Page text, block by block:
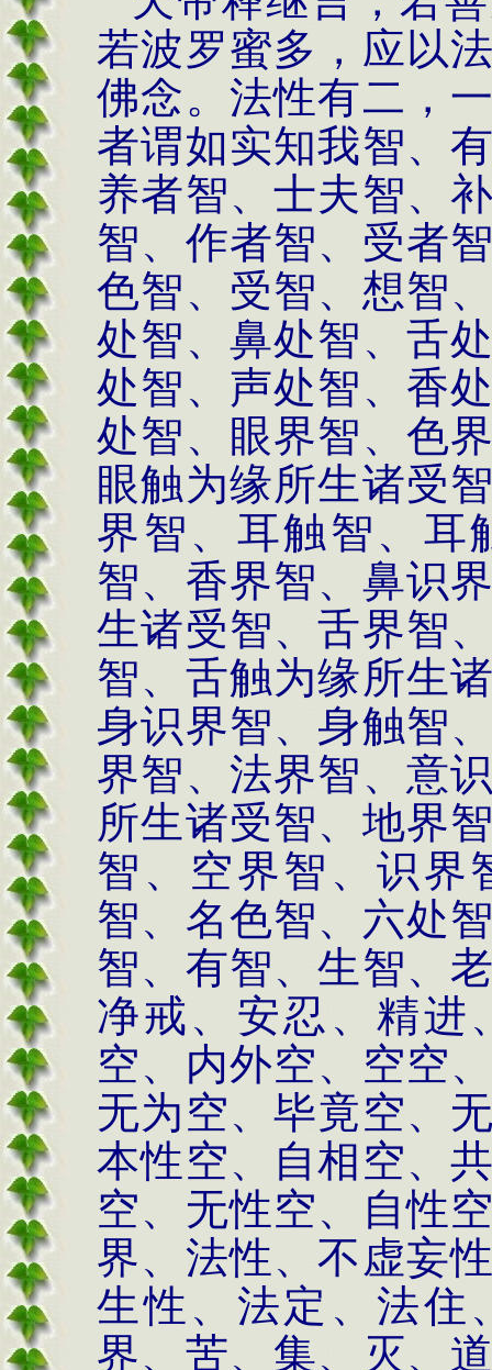
若波罗蜜多，应以
佛念。法性有二，
者谓如实知我智、
养者智、士夫智、
智、作者智、受者
色智、受智、想智
处智、鼻处智、舌
处智、声处智、香
处智、眼界智、色
眼触为缘所生诸受
界智、耳触智、耳
智、香界智、鼻识
生诸受智、舌界智
智、舌触为缘所生
身识界智、身触智
界智、法界智、意
所生诸受智、地界
智、空界智、识界
智、名色智、六处
智、有智、生智、
净戒、安忍、精进
空、内外空、空空
无为空、毕竟空、
本性空、自相空、
空、无性空、自性
界、法性、不虚妄
生性、法定、法住
界、苦、集、灭、